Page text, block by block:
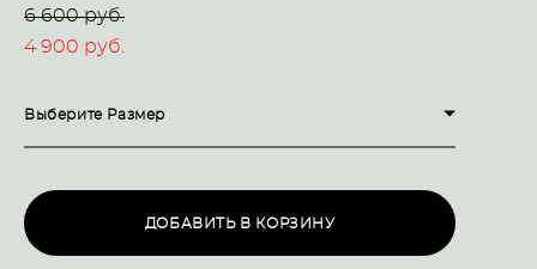
6 600 pуб.
4 900 pуб.
Выберите Размер
ДОБАВИТЬ В КОРЗИНУ